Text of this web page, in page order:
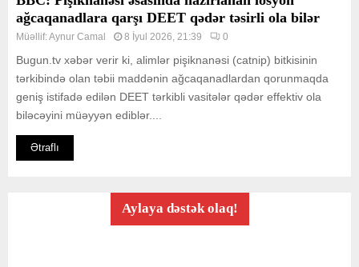
ağcaqanadlara qarşı DEET qədər təsirli ola bilər
Müəllif:Aynur Camal 8 İyul 2026, 21:39 0
Bugun.tv xəbər verir ki, alimlər pişiknanəsi (catnip) bitkisinin
tərkibində olan təbii maddənin ağcaqanadlardan qorunmaqda
geniş istifadə edilən DEET tərkibli vasitələr qədər effektiv ola
biləcəyini müəyyən ediblər....
Ətraflı
Aylaya dəstək olaq!